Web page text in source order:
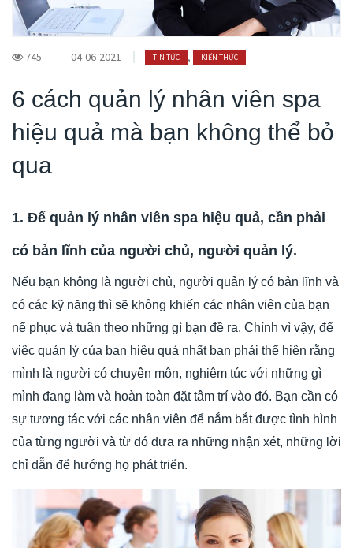
745 04-06-2021 TIN TỨC , KIẾN THỨC
6 cách quản lý nhân viên spa
hiệu quả mà bạn không thể bỏ
qua
1. Để quản lý nhân viên spa hiệu quả, cần phải
có bản lĩnh của người chủ, người quản lý.
Nếu bạn không là người chủ, người quản lý có bản lĩnh và
có các kỹ năng thì sẽ không khiến các nhân viên của bạn
nể phục và tuân theo những gì bạn đề ra. Chính vì vậy, để
việc quản lý của bạn hiệu quả nhất bạn phải thể hiện rằng
mình là người có chuyên môn, nghiêm túc với những gì
mình đang làm và hoàn toàn đặt tâm trí vào đó. Bạn cần có
sự tương tác với các nhân viên để nắm bắt được tình hình
của từng người và từ đó đưa ra những nhận xét, những lời
chỉ dẫn để hướng họ phát triển.